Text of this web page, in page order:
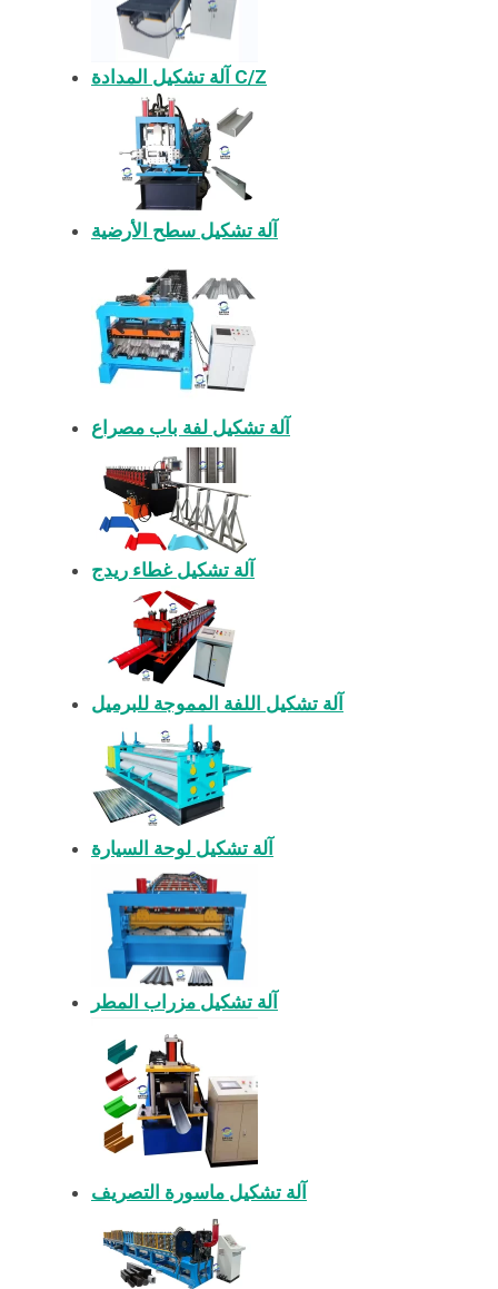
آلة تشكيل المدادة C/Z
آلة تشكيل سطح الأرضية
آلة تشكيل لفة باب مصراع
آلة تشكيل غطاء ريدج
آلة تشكيل اللفة المموجة للبرميل
آلة تشكيل لوحة السيارة
آلة تشكيل مزراب المطر
آلة تشكيل ماسورة التصريف